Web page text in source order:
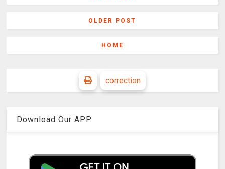
OLDER POST
HOME
correction
Download Our APP